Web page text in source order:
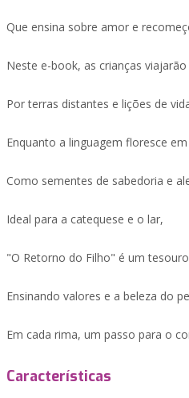
Que ensina sobre amor e
Neste e-book, as crianças viajarão
Por terras distantes e lições de
Enquanto a linguagem floresce
Como sementes de sabedoria e
Ideal para a catequese e o lar,
"O Retorno do Filho" é um
Ensinando valores e a beleza do
Em cada rima, um passo para o
Características